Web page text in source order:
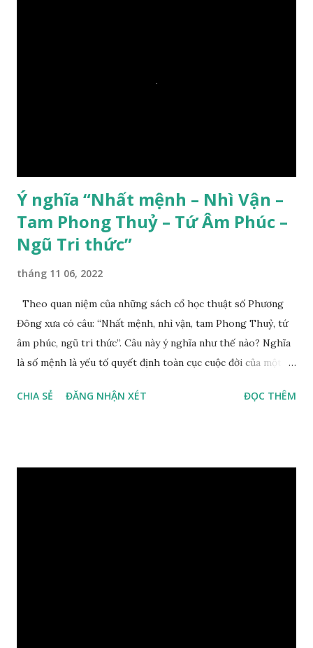
Ý nghĩa “Nhất mệnh – Nhì Vận –
Tam Phong Thuỷ – Tứ Âm Phúc –
Ngũ Tri thức”
tháng 11 06, 2022
Theo quan niệm của những sách cổ học thuật số Phương
Đông xưa có câu: “Nhất mệnh, nhì vận, tam Phong Thuỷ, tứ
âm phúc, ngũ tri thức”. Câu này ý nghĩa như thế nào? Nghĩa
là số mệnh là yếu tố quyết định toàn cục cuộc đời của một
hưởng của phong thủy. Nói cách khác, số mệnh và sinh ra
CHIA SẺ ĐĂNG NHẬN XÉT ĐỌC THÊM